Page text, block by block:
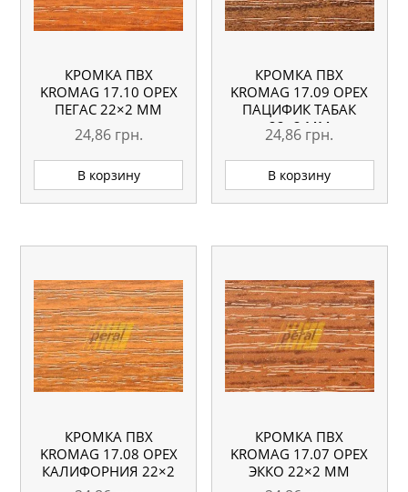
КРОМКА ПВХ
KROMAG 17.10 ОРЕХ
ПЕГАС 22×2 ММ
24,86 грн.
В корзину
КРОМКА ПВХ
KROMAG 17.09 ОРЕХ
ПАЦИФИК ТАБАК
22×2 ММ
24,86 грн.
В корзину
КРОМКА ПВХ
KROMAG 17.08 ОРЕХ
КАЛИФОРНИЯ 22×2
ММ
КРОМКА ПВХ
KROMAG 17.07 ОРЕХ
ЭККО 22×2 ММ